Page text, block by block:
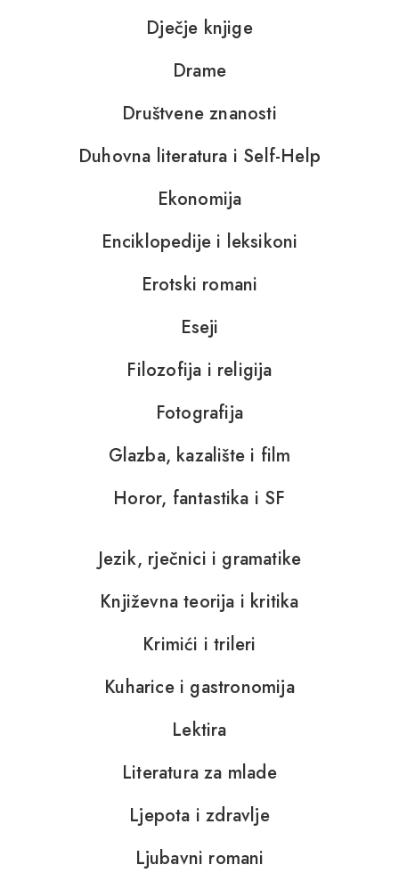
Dječje knjige
Drame
Društvene znanosti
Duhovna literatura i Self-Help
Ekonomija
Enciklopedije i leksikoni
Erotski romani
Eseji
Filozofija i religija
Fotografija
Glazba, kazalište i film
Horor, fantastika i SF
Jezik, rječnici i gramatike
Književna teorija i kritika
Krimići i trileri
Kuharice i gastronomija
Lektira
Literatura za mlade
Ljepota i zdravlje
Ljubavni romani